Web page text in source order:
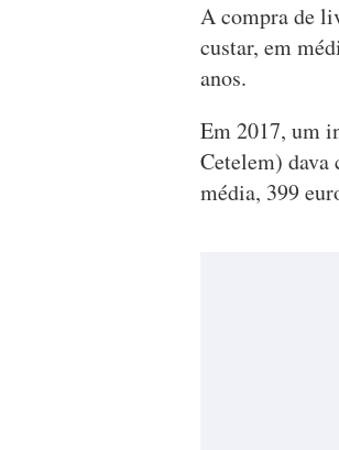
A compra de
custar, em
anos.
Em 2017, um
Cetelem) dava
média, 399